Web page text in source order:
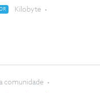
Kilobyte
comunidade